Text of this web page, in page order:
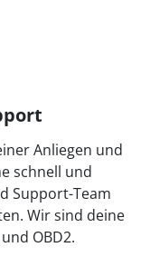
Anliegen und
schnell und
Support-Team
Wir sind deine
OBD2.